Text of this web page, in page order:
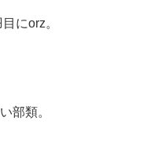
にorz。
部類。